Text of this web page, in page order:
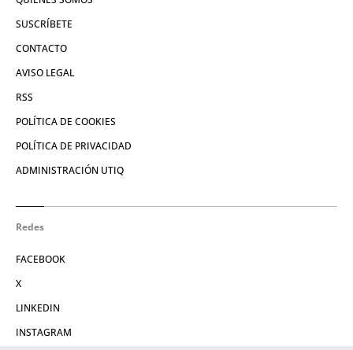
SUSCRÍBETE
CONTACTO
AVISO LEGAL
RSS
POLÍTICA DE COOKIES
POLÍTICA DE PRIVACIDAD
ADMINISTRACIÓN UTIQ
Redes
FACEBOOK
X
LINKEDIN
INSTAGRAM